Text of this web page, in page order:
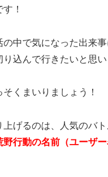
！
の中で気になった出来
込んで行きたいと思い
くまいりましょう！
上げるのは、人気のバ
野行動の名前（ユーザ